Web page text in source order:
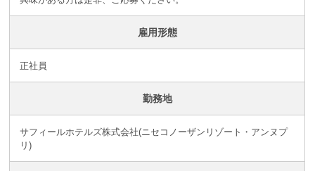
雇用形態
正社員
勤務地
サフィールホテルズ株式会社(ニセコノーザンリゾート・アンヌプ
リ)